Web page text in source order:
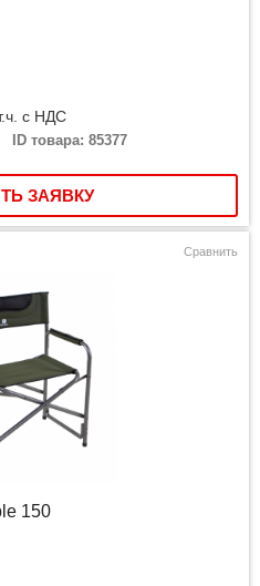
с НДС
ID товара: 85377
ЗАЯВКУ
Сравнить
150